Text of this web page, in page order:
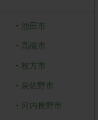
・ 池田市
・ 高槻市
・枚方市
・ 泉佐野市
・ 河内長野市